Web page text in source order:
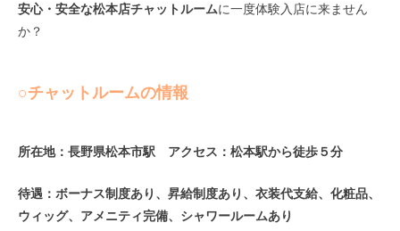
安心・安全な松本店チャットルームに一度体験入店に来ません
か？
○チャットルームの情報
所在地：長野県松本市駅 アクセス：松本駅から徒歩５分
待遇：ボーナス制度あり、昇給制度あり、衣装代支給、化粧品、
ウィッグ、アメニティ完備、シャワールームあり